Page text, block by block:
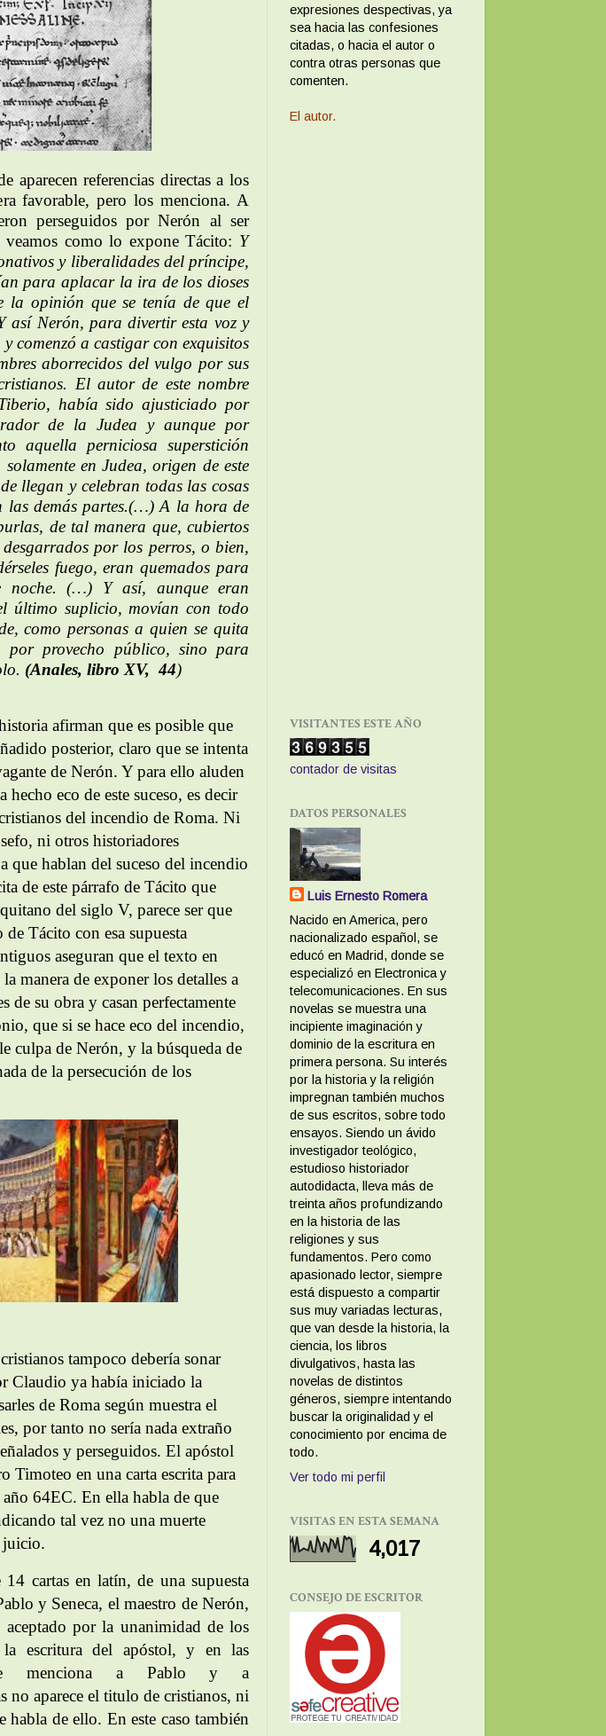
aparecen referencias directas a los
favorable, pero los menciona. A
perseguidos por Nerón al ser
como lo expone Tácito: Y
y liberalidades del príncipe,
para aplacar la ira de los dioses
opinión que se tenía de que el
así Nerón, para divertir esta voz y
comenzó a castigar con exquisitos
aborrecidos del vulgo por sus
El autor de este nombre
había sido ajusticiado por
de la Judea y aunque por
aquella perniciosa superstición
en Judea, origen de este
llegan y celebran todas las cosas
las demás partes.(…) A la hora de
de tal manera que, cubiertos
por los perros, o bien,
fuego, eran quemados para
noche. (…) Y así, aunque eran
último suplicio, movían con todo
como personas a quien se quita
por provecho público, sino para
(Anales, libro XV, 44)
afirman que es posible que
posterior, claro que se intenta
de Nerón. Y para ello aluden
hecho eco de este suceso, es decir
del incendio de Roma. Ni
ni otros historiadores
que hablan del suceso del incendio
de este párrafo de Tácito que
del siglo V, parece ser que
Tácito con esa supuesta
aseguran que el texto en
manera de exponer los detalles a
de su obra y casan perfectamente
que si se hace eco del incendio,
culpa de Nerón, y la búsqueda de
de la persecución de los
tampoco debería sonar
Claudio ya había iniciado la
de Roma según muestra el
por tanto no sería nada extraño
y perseguidos. El apóstol
Timoteo en una carta escrita para
64EC. En ella habla de que
tal vez no una muerte
juicio.
cartas en latín, de una supuesta
y Seneca, el maestro de Nerón,
por la unanimidad de los
escritura del apóstol,y en las
menciona a Pablo y a
no aparece el titulo de cristianos, ni
habla de ello. En este caso también
expresiones despectivas, ya
sea hacia las confesiones
citadas, o hacia el autor o
contra otras personas que
comenten.
El autor.
VISITANTES ESTE AÑO
contador de visitas
DATOS PERSONALES
Luis Ernesto Romera
Nacido en America, pero
nacionalizado español, se
educó en Madrid, donde se
especializó en Electronica y
telecomunicaciones. En sus
novelas se muestra una
incipiente imaginación y
dominio de la escritura en
primera persona. Su interés
por la historia y la religión
impregnan también muchos
de sus escritos, sobre todo
ensayos. Siendo un ávido
investigador teológico,
estudioso historiador
autodidacta, lleva más de
treinta años profundizando
en la historia de las
religiones y sus
fundamentos. Pero como
apasionado lector, siempre
está dispuesto a compartir
sus muy variadas lecturas,
que van desde la historia, la
ciencia, los libros
divulgativos, hasta las
novelas de distintos
géneros, siempre intentando
buscar la originalidad y el
conocimiento por encima de
todo.
Ver todo mi perfil
VISITAS EN ESTA SEMANA
4,017
CONSEJO DE ESCRITOR